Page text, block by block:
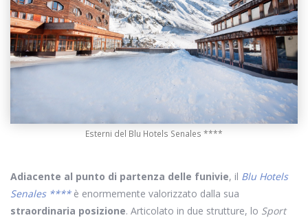
Esterni del Blu Hotels Senales ****
Adiacente al punto di partenza delle funivie, il Blu Hotels
Senales ****è enormemente valorizzato dalla sua
straordinaria posizione. Articolato in due strutture, lo Sport